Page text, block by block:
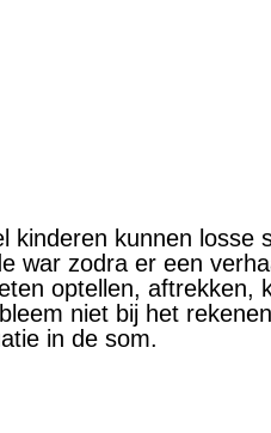
kinderen kunnen losse
war zodra er een
optellen, aftrekken,
niet bij het
in de som.